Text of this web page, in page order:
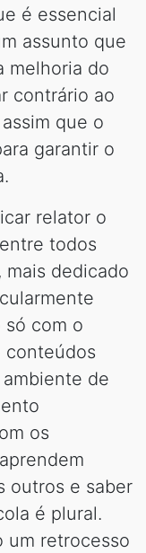
é essencial
assunto que
melhoria do
contrário ao
que o
garantir o
relator o
todos
mais dedicado
só com o
conteúdos
de
os
outros e saber
é plural.
um retrocesso